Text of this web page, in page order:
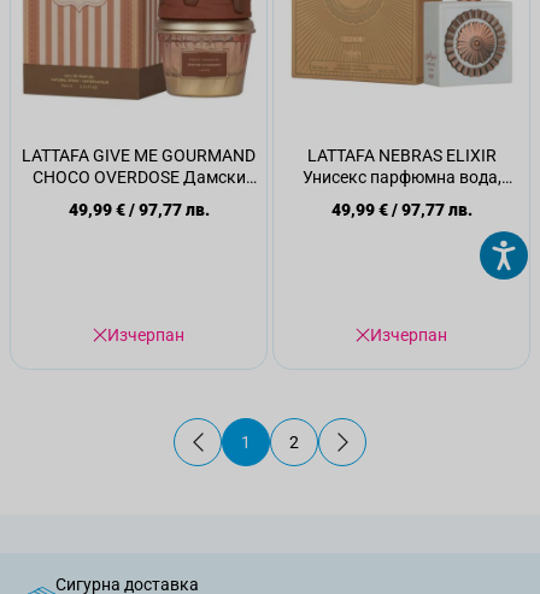
LATTAFA GIVE ME GOURMAND
CHOCO OVERDOSE Дамски
парфюм, 75мл.
49,99 €/97,77 лв.
Изчерпан
LATTAFA NEBRAS ELIXIR
Унисекс парфюмна вода,
100мл.
49,99 €/97,77 лв.
Изчерпан
В момента четете страница
1
Страница
2
Сигурна доставка